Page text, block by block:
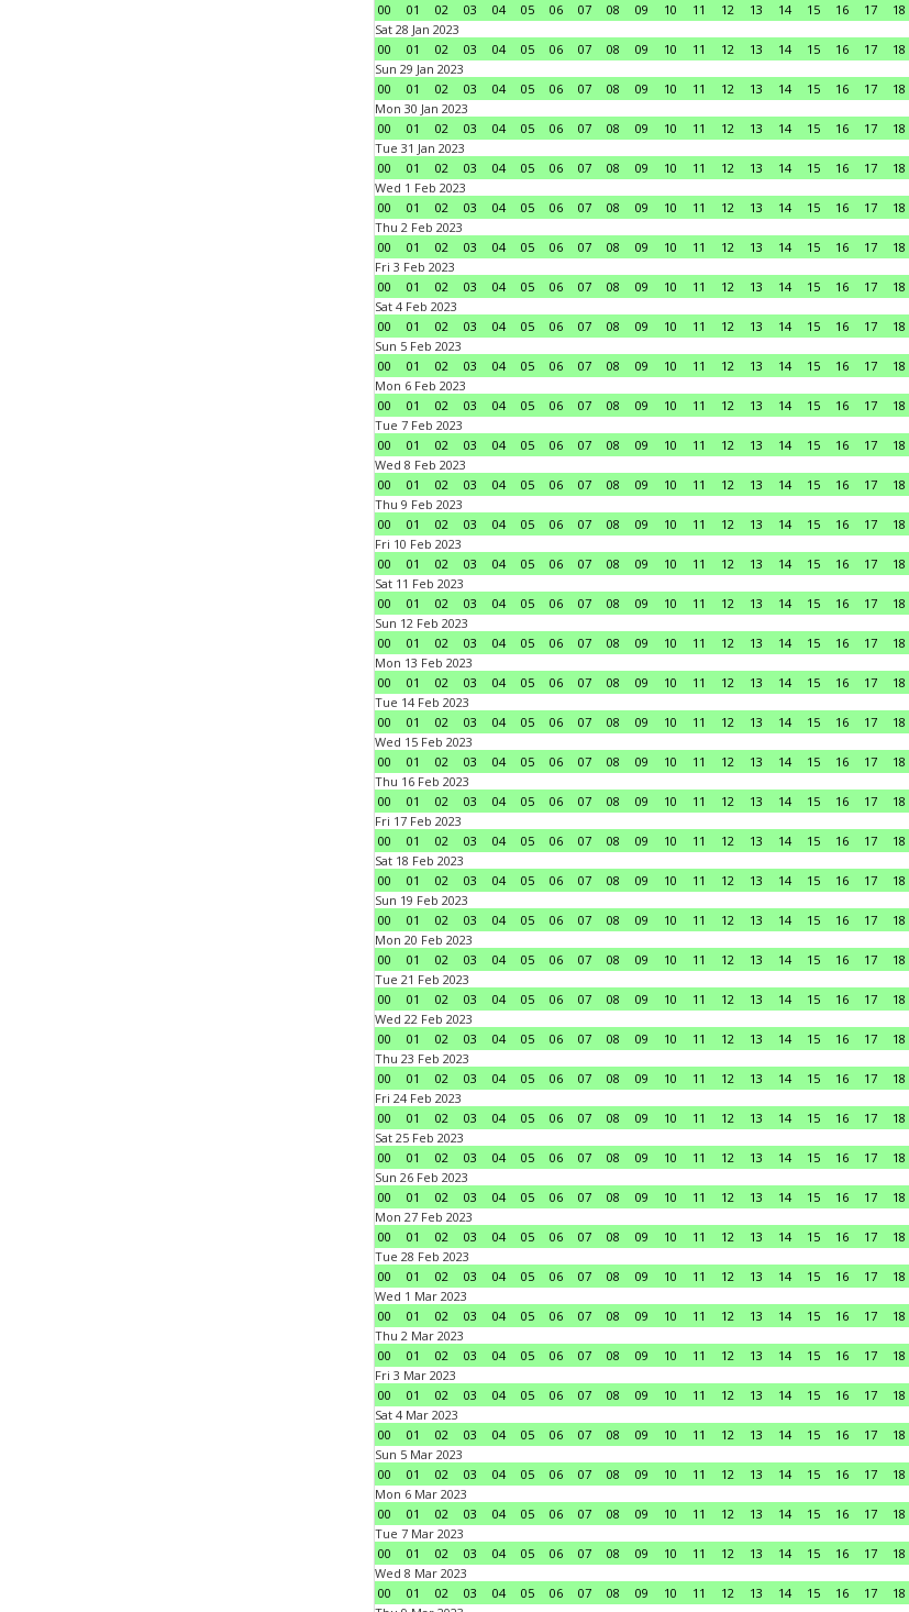
00
01 02 03 04 05 06 07 08 09 10 11 12 13 14 15 16 17 18
Sat 28 Jan 2023
00
01 02 03 04 05 06 07 08 09 10 11 12 13 14 15 16 17 18
Sun 29 Jan 2023
00
01 02 03 04 05 06 07 08 09 10 11 12 13 14 15 16 17 18
Mon 30 Jan 2023
00
01 02 03 04 05 06 07 08 09 10 11 12 13 14 15 16 17 18
Tue 31 Jan 2023
00
01 02 03 04 05 06 07 08 09 10 11 12 13 14 15 16 17 18
Wed 1 Feb 2023
00
01 02 03 04 05 06 07 08 09 10 11 12 13 14 15 16 17 18
Thu 2 Feb 2023
00
01 02 03 04 05 06 07 08 09 10 11 12 13 14 15 16 17 18
Fri 3 Feb 2023
00
01 02 03 04 05 06 07 08 09 10 11 12 13 14 15 16 17 18
Sat 4 Feb 2023
00
01 02 03 04 05 06 07 08 09 10 11 12 13 14 15 16 17 18
Sun 5 Feb 2023
00
01 02 03 04 05 06 07 08 09 10 11 12 13 14 15 16 17 18
Mon 6 Feb 2023
00
01 02 03 04 05 06 07 08 09 10 11 12 13 14 15 16 17 18
Tue 7 Feb 2023
00
01 02 03 04 05 06 07 08 09 10 11 12 13 14 15 16 17 18
Wed 8 Feb 2023
00
01 02 03 04 05 06 07 08 09 10 11 12 13 14 15 16 17 18
Thu 9 Feb 2023
00
01 02 03 04 05 06 07 08 09 10 11 12 13 14 15 16 17 18
Fri 10 Feb 2023
00
01 02 03 04 05 06 07 08 09 10 11 12 13 14 15 16 17 18
Sat 11 Feb 2023
00
01 02 03 04 05 06 07 08 09 10 11 12 13 14 15 16 17 18
Sun 12 Feb 2023
00
01 02 03 04 05 06 07 08 09 10 11 12 13 14 15 16 17 18
Mon 13 Feb 2023
00
01 02 03 04 05 06 07 08 09 10 11 12 13 14 15 16 17 18
Tue 14 Feb 2023
00
01 02 03 04 05 06 07 08 09 10 11 12 13 14 15 16 17 18
Wed 15 Feb 2023
00
01 02 03 04 05 06 07 08 09 10 11 12 13 14 15 16 17 18
Thu 16 Feb 2023
00
01 02 03 04 05 06 07 08 09 10 11 12 13 14 15 16 17 18
Fri 17 Feb 2023
00
01 02 03 04 05 06 07 08 09 10 11 12 13 14 15 16 17 18
Sat 18 Feb 2023
00
01 02 03 04 05 06 07 08 09 10 11 12 13 14 15 16 17 18
Sun 19 Feb 2023
00
01 02 03 04 05 06 07 08 09 10 11 12 13 14 15 16 17 18
Mon 20 Feb 2023
00
01 02 03 04 05 06 07 08 09 10 11 12 13 14 15 16 17 18
Tue 21 Feb 2023
00
01 02 03 04 05 06 07 08 09 10 11 12 13 14 15 16 17 18
Wed 22 Feb 2023
00
01 02 03 04 05 06 07 08 09 10 11 12 13 14 15 16 17 18
Thu 23 Feb 2023
00
01 02 03 04 05 06 07 08 09 10 11 12 13 14 15 16 17 18
Fri 24 Feb 2023
00
01 02 03 04 05 06 07 08 09 10 11 12 13 14 15 16 17 18
Sat 25 Feb 2023
00
01 02 03 04 05 06 07 08 09 10 11 12 13 14 15 16 17 18
Sun 26 Feb 2023
00
01 02 03 04 05 06 07 08 09 10 11 12 13 14 15 16 17 18
Mon 27 Feb 2023
00
01 02 03 04 05 06 07 08 09 10 11 12 13 14 15 16 17 18
Tue 28 Feb 2023
00
01 02 03 04 05 06 07 08 09 10 11 12 13 14 15 16 17 18
Wed 1 Mar 2023
00
01 02 03 04 05 06 07 08 09 10 11 12 13 14 15 16 17 18
Thu 2 Mar 2023
00
01 02 03 04 05 06 07 08 09 10 11 12 13 14 15 16 17 18
Fri 3 Mar 2023
00
01 02 03 04 05 06 07 08 09 10 11 12 13 14 15 16 17 18
Sat 4 Mar 2023
00
01 02 03 04 05 06 07 08 09 10 11 12 13 14 15 16 17 18
Sun 5 Mar 2023
00
01 02 03 04 05 06 07 08 09 10 11 12 13 14 15 16 17 18
Mon 6 Mar 2023
00
01 02 03 04 05 06 07 08 09 10 11 12 13 14 15 16 17 18
Tue 7 Mar 2023
00
01 02 03 04 05 06 07 08 09 10 11 12 13 14 15 16 17 18
Wed 8 Mar 2023
00
01 02 03 04 05 06 07 08 09 10 11 12 13 14 15 16 17 18